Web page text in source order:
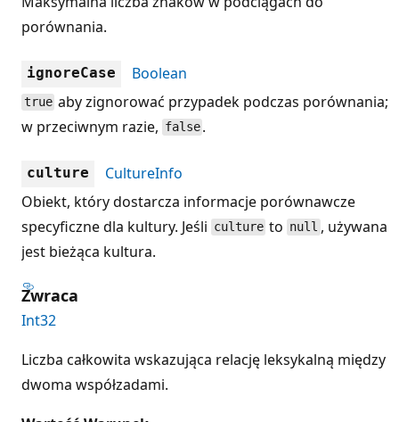
porównania.
ignoreCase Boolean
true aby zignorować przypadek podczas porównania;
w przeciwnym razie, false .
culture
CultureInfo
Obiekt, który dostarcza informacje porównawcze
specyficzne dla kultury. Jeśli culture to null , używana
jest bieżąca kultura.
Zwraca
Int32
Liczba całkowita wskazująca relację leksykalną między
dwoma współzadami.